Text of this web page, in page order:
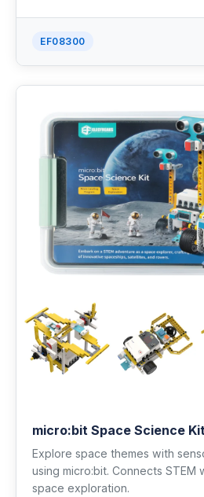
EF08300
micro:bit Space Science Kit
Explore space themes with
using micro:bit. Connects STEM
space exploration.